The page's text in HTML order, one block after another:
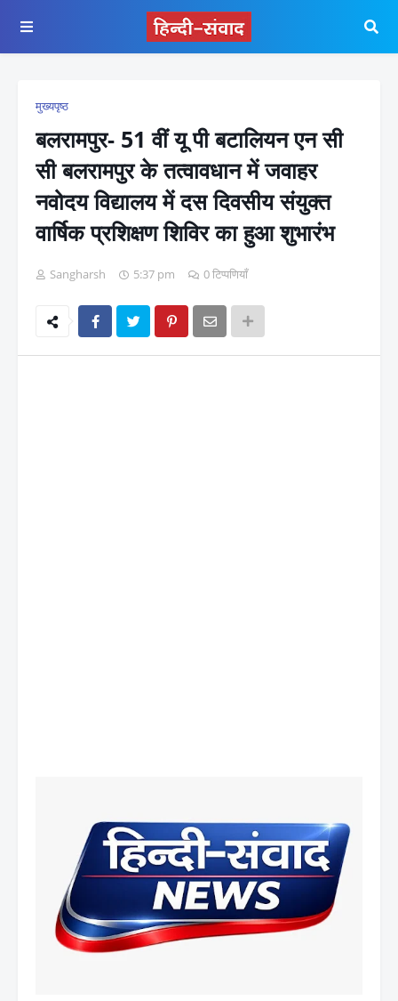
मुख्यपृष्ठ
बलरामपुर- 51 वीं यू पी बटालियन एन सी
सी बलरामपुर के तत्वावधान में जवाहर
नवोदय विद्यालय में दस दिवसीय संयुक्त
वार्षिक प्रशिक्षण शिविर का हुआ शुभारंभ
Sangharsh 5:37 pm 0 टिप्पणियाँ